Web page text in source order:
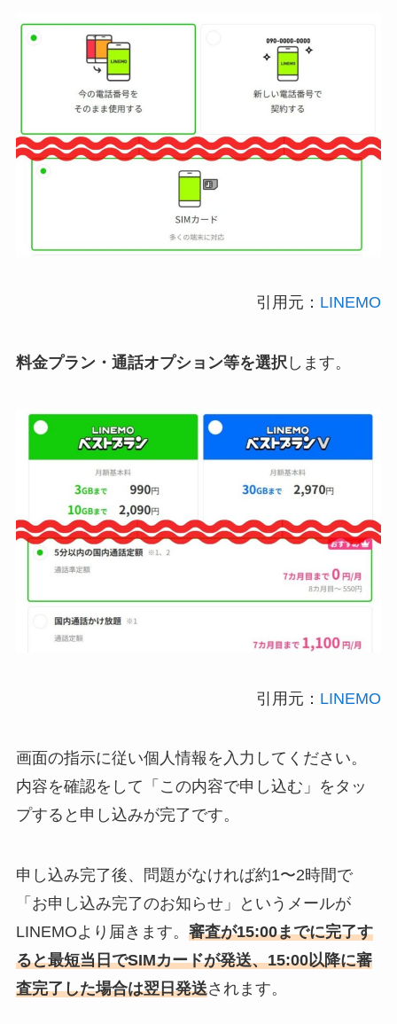
引用元： LINEMO
料金プラン・通話オプション等を選択します。
引用元： LINEMO
画面の指示に従い個人情報を入力してください。
内容を確認をして「この内容で申し込む」をタッ
プすると申し込みが完了です。
申し込み完了後、問題がなければ約1〜2時間で
「お申し込み完了のお知らせ」というメールが
LINEMOより届きます。 審査が15:00までに完了す
ると最短当日でSIMカードが発送、15:00以降に審
査完了した場合は翌日発送されます。